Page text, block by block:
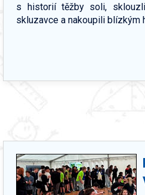
s historií těžby soli,
skluzavce a nakoupili blízkým